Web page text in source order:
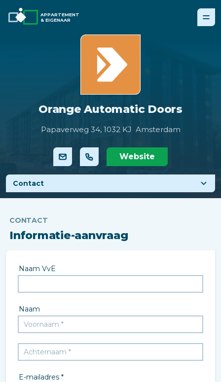
APPARTEMENT
& EIGENAAR
Orange Automatic Doors
Papaverweg 34, 1032 KJ Amsterdam
Website
Contact
CONTACT
Informatie-aanvraag
Naam VvE
Naam
E-mailadres *